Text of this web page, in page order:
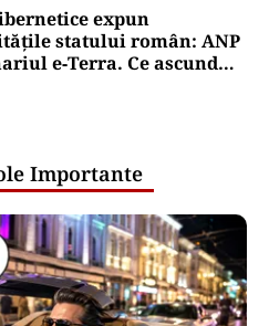
expun
statului român: ANP
e‑Terra. Ce ascund
Importante